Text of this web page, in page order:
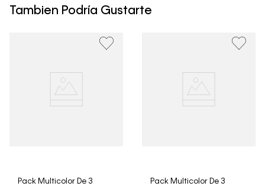
un período de 30 días calendario tras la recepción.
clientes, no aceptamos devoluciones en ropa interior y
Tambien Podría Gustarte
Pack Multicolor De 3
Pack Multicolor De 3